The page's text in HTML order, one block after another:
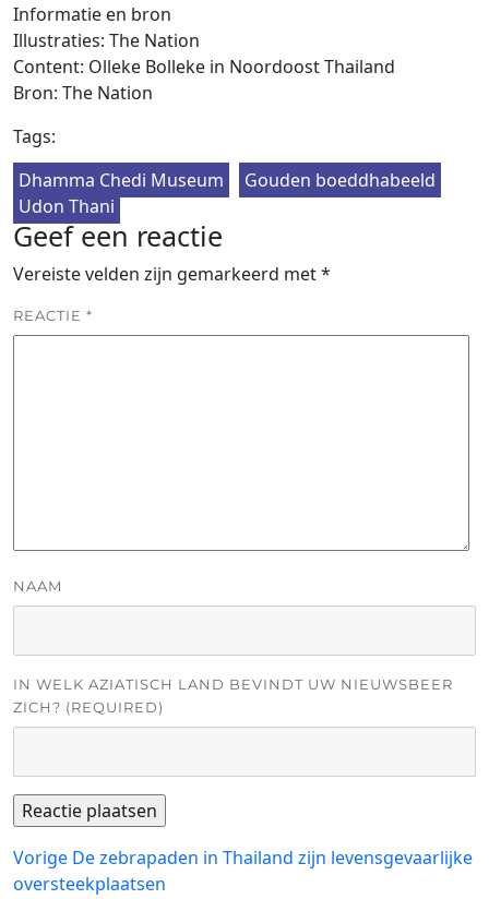
Informatie en bron
Illustraties: The Nation
Content: Olleke Bolleke in Noordoost Thailand
Bron: The Nation
Tags:
Dhamma Chedi Museum
Gouden boeddhabeeld
Udon Thani
Geef een reactie
Vereiste velden zijn gemarkeerd met*
REACTIE *
NAAM
IN WELK AZIATISCH LAND BEVINDT UW NIEUWSBEER
ZICH? (REQUIRED)
Bericht
Vorige Vorig
bericht:
De zebrapaden in Thailand zijn levensgevaarlijke
oversteekplaatsen